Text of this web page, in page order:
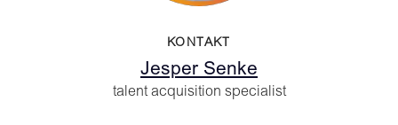
KONTAKT
Jesper Senke
talent acquisition specialist